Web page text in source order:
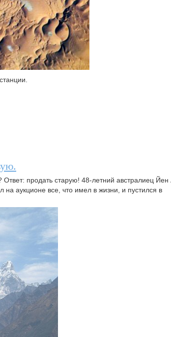
Ответ: продать старую! 48-летний австралиец
на аукционе все, что имел в жизни, и пустился в